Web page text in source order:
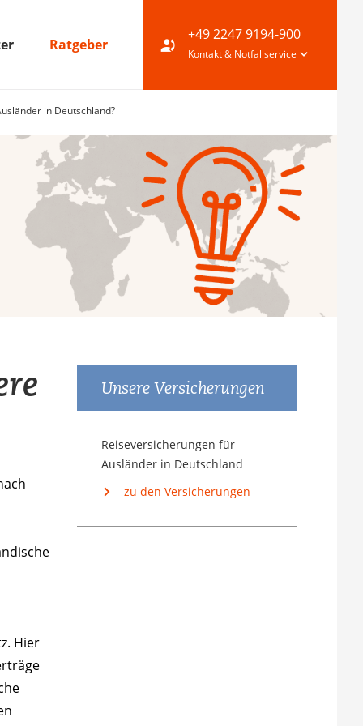
Ratgeber
+49 2247 9194-900
Kontakt & Notfallservice
in Deutschland?
Hier
Unsere Versicherungen
Reiseversicherungen für
Ausländer in Deutschland
zu den Versicherungen